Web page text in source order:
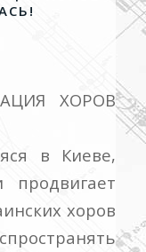
ХОРОВ
в Киеве,
продвигает
хоров